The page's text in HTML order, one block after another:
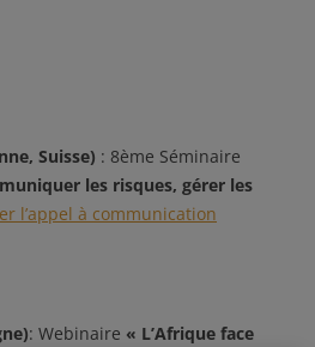
Suisse) : 8ème Séminaire
les risques, gérer les
l’appel à communication
: Webinaire « L’Afrique face